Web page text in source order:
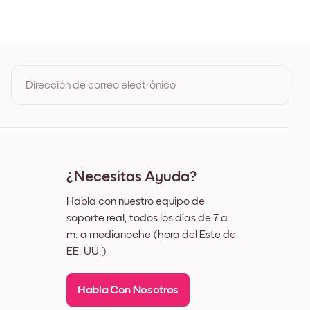
Dirección de correo electrónico
¿Necesitas Ayuda?
Habla con nuestro equipo de
soporte real, todos los días de 7 a.
m. a medianoche (hora del Este de
EE. UU.)
Habla Con Nosotros